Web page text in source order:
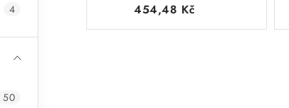
4
50
454,48 Kč